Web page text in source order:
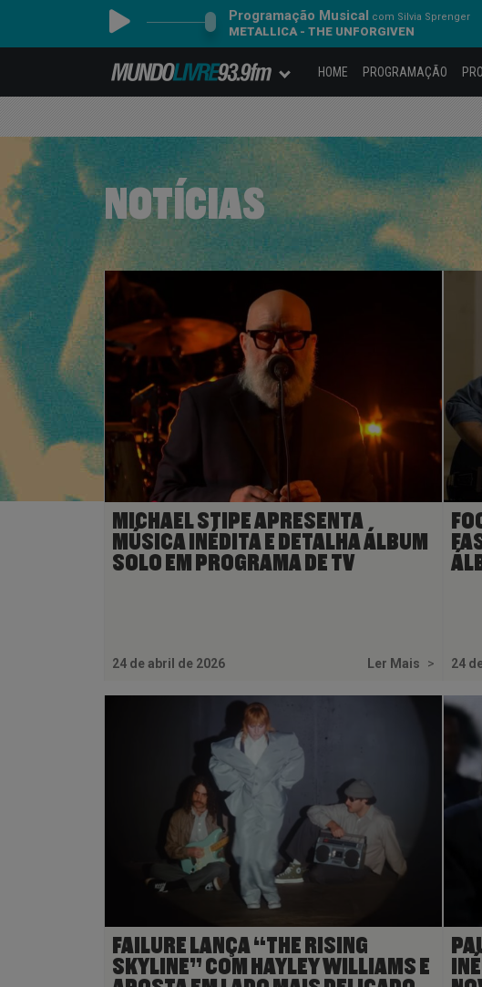
Programação Musical com Silvia Sprenger
METALLICA - THE UNFORGIVEN
HOME PROGRAMAÇÃO
NOTÍCIAS
MICHAEL STIPE APRESENTA
MÚSICA INÉDITA E DETALHA ÁLBUM
SOLO EM PROGRAMA DE TV
24 de abril de 2026 Ler Mais > 24
FAILURE LANÇA “THE RISING
SKYLINE” COM HAYLEY WILLIAMS E